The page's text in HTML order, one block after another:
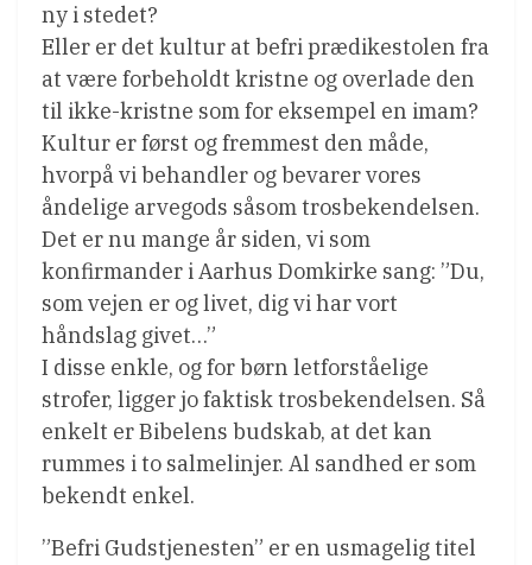
ny i stedet?
Eller er det kultur at befri prædikestolen fra
at være forbeholdt kristne og overlade den
til ikke-kristne som for eksempel en imam?
Kultur er først og fremmest den måde,
hvorpå vi behandler og bevarer vores
åndelige arvegods såsom trosbekendelsen.
Det er nu mange år siden, vi som
konfirmander i Aarhus Domkirke sang: ”Du,
som vejen er og livet, dig vi har vort
håndslag givet…”
I disse enkle, og for børn letforståelige
strofer, ligger jo faktisk trosbekendelsen. Så
enkelt er Bibelens budskab, at det kan
rummes i to salmelinjer. Al sandhed er som
bekendt enkel.
”Befri Gudstjenesten” er en usmagelig titel